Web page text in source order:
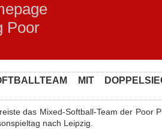
MIT
das Mixed-Softball-Team der Poor
nach Leipzig.